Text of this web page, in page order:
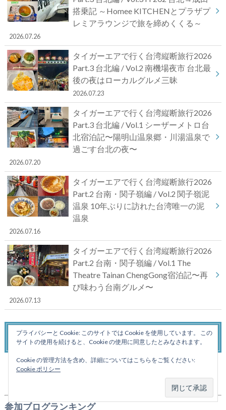
搭乗記 ～Homee KITCHENとプラザプ
レミアラウンジで旅を締めくくる～
2026.07.26
タイガーエアで行く台湾縦断旅行2026
Part.3 台北編 / Vol.2 南機場夜市 台北最
後の夜はローカルグルメ三昧
2026.07.23
タイガーエアで行く台湾縦断旅行2026
Part.3 台北編 / Vol.1 シーザーメトロ台
北宿泊記〜陽明山温泉郷・川湯温泉で
過ごす台北の夜〜
2026.07.20
タイガーエアで行く台湾縦断旅行2026
Part.2 台南・関子嶺編 / Vol.2 関子嶺泥
温泉 10年ぶりに訪れた台湾唯一の泥
温泉
2026.07.16
タイガーエアで行く台湾縦断旅行2026
Part.2 台南・関子嶺編 / Vol.1 The
Theatre Tainan ChengGong宿泊記〜再
び味わう台南グルメ〜
2026.07.13
フォローをお願いします
InstagramYouTube
参加ブログランキング
プライバシーと Cookie: このサイトでは Cookie を使用しています。 この
サイトの使用を続けると、Cookie の使用に同意したとみなされます。
Cookie の管理方法を含め、詳細についてはこちらをご覧ください:
Cookie ポリシー